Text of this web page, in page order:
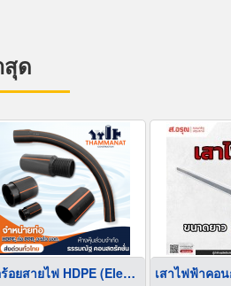
ด
ท่อร้อยสายไฟ HDPE (Electrical Conduit)